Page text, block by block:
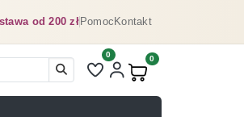
od 200 złPomocKontakt
Liczba pozycji na liście
0
Produkty w koszyku:
0